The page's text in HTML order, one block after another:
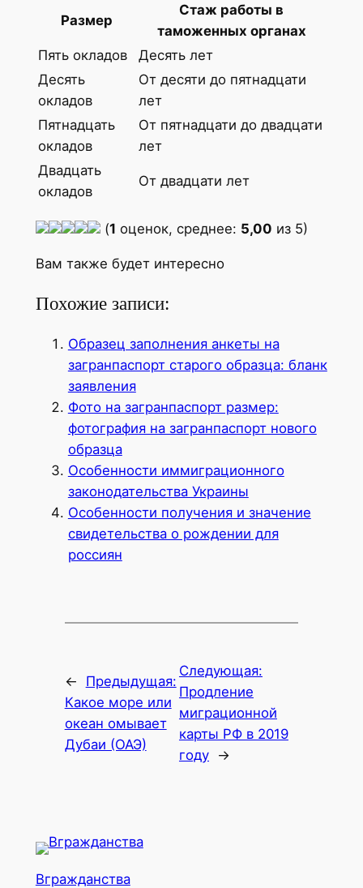
Размер
Стаж работы в
таможенных органах
Пять окладов
Десять лет
Десять
окладов
От десяти до пятнадцати
лет
Пятнадцать
окладов
От пятнадцати до двадцати
лет
Двадцать
окладов
От двадцати лет
(1 оценок, среднее: 5,00 из 5)
Вам также будет интересно
Похожие записи:
Образец заполнения анкеты на
загранпаспорт старого образца: бланк
заявления
Фото на загранпаспорт размер:
фотография на загранпаспорт нового
образца
Особенности иммиграционного
законодательства Украины
Особенности получения и значение
свидетельства о рождении для
россиян
←
Предыдущая:
Какое море или
океан омывает
Дубаи (ОАЭ)
Следующая:
Продление
миграционной
карты РФ в 2019
году
→
Вгражданства